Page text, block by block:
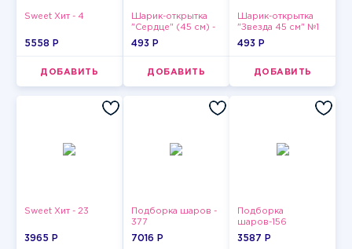
Sweet Хит - 4
5558 P
ДОБАВИТЬ
Шарик-открытка
"Сердце" (45 см) -
2
493 P
ДОБАВИТЬ
Шарик-открытка
"Звезда 45 см" №1
493 P
ДОБАВИТЬ
Sweet Хит - 23
3965 P
Подборка шаров -
377
7016 P
Подборка
шаров-156
3587 P